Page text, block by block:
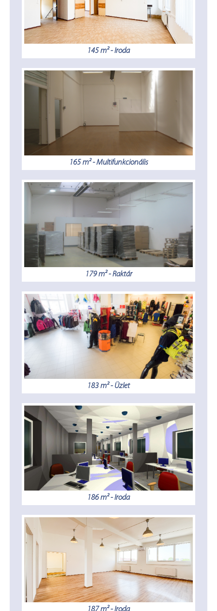
145 m² - Iroda
165 m² - Multifunkcionális
179 m² - Raktár
183 m² - Üzlet
186 m² - Iroda
187 m² - Iroda